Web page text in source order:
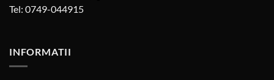
Tel: 0749-044915
INFORMATII